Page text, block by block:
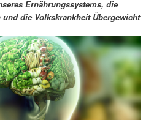
Ernährungssystems, die
die Volkskrankheit Übergewicht